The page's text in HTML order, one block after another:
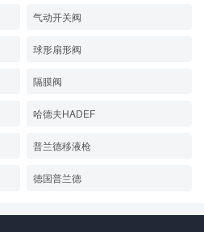
气动开关阀
球形扇形阀
隔膜阀
哈德夫HADEF
普兰德移液枪
德国普兰德